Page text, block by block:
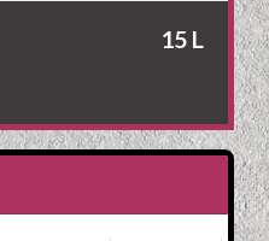
15 L